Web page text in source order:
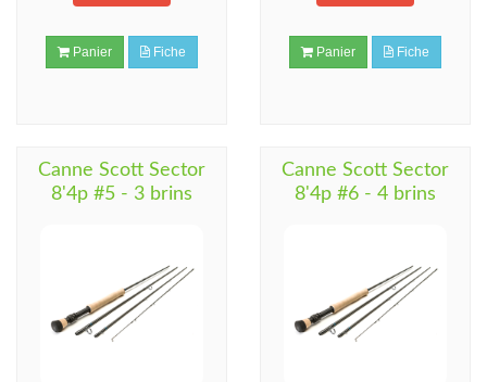
Panier Fiche Panier Fiche
Canne Scott Sector
8'4p #5 - 3 brins
Canne Scott Sector
8'4p #6 - 4 brins